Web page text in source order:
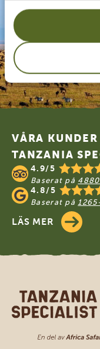
Footer
VÅRA
TANZANIA
4.9/5
Baserat på
4.8/5
Baserat på
LÄS MER
Tanzania Specialist